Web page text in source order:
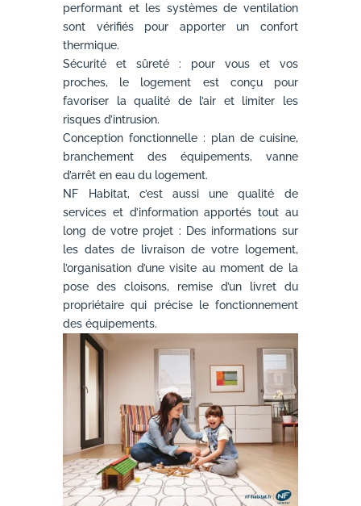
performant et les systèmes de ventilation
sont vérifiés pour apporter un confort
thermique.
Sécurité et sûreté : pour vous et vos
proches, le logement est conçu pour
favoriser la qualité de l’air et limiter les
risques d’intrusion.
Conception fonctionnelle : plan de cuisine,
branchement des équipements, vanne
d’arrêt en eau du logement.
NF Habitat, c’est aussi une qualité de
services et d’information apportés tout au
long de votre projet : Des informations sur
les dates de livraison de votre logement,
l’organisation d’une visite au moment de la
pose des cloisons, remise d’un livret du
propriétaire qui précise le fonctionnement
des équipements.